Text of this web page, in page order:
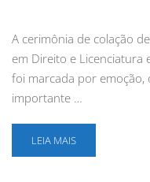
A cerimônia de colação
em Direito e Licenciatura
foi marcada por emoção,
importante …
LEIA MAIS